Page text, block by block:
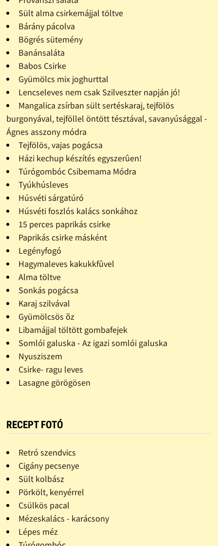
Sült alma csirkemájjal töltve
Bárány pácolva
Bögrés sütemény
Banánsaláta
Babos Csirke
Gyümölcs mix joghurttal
Lencseleves nem csak Szilveszter napján jó!
Mangalica zsírban sült sertéskaraj, tejfölös
burgonyával, tejföllel öntött tésztával, savanyúsággal -
Ágnes asszony módra
Tejfölös, vajas pogácsa
Házi kechup készítés egyszerûen!
Túrógombóc Csibemama Módra
Tyúkhúsleves
Húsvéti sárgatúró
Húsvéti foszlós kalács sonkához
15 perces paprikás csirke
Paprikás csirke másként
Legényfogó
Hagymaleves kakukkfûvel
Alma töltve
Sonkás pogácsa
Karaj szilvával
Gyümölcsös õz
Libamájjal töltött gombafejek
Somlói galuska - Az igazi somlói galuska
Nyusziszem
Csirke- ragu leves
Lasagne görögösen
RECEPT FOTÓ
Retró szendvics
Cigány pecsenye
Sült kolbász
Pörkölt, kenyérrel
Csülkös pacal
Mézeskalács - karácsony
Lépes méz